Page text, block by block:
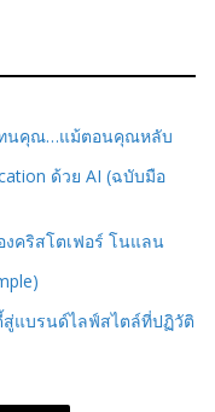
ทนคุณ…แม้ตอนคุณหลับ
ด้วย AI (ฉบับมือ
คริสโตเฟอร์ โนแลน
สู่แบรนด์ไลฟ์สไตล์ที่ปฏิวัติ